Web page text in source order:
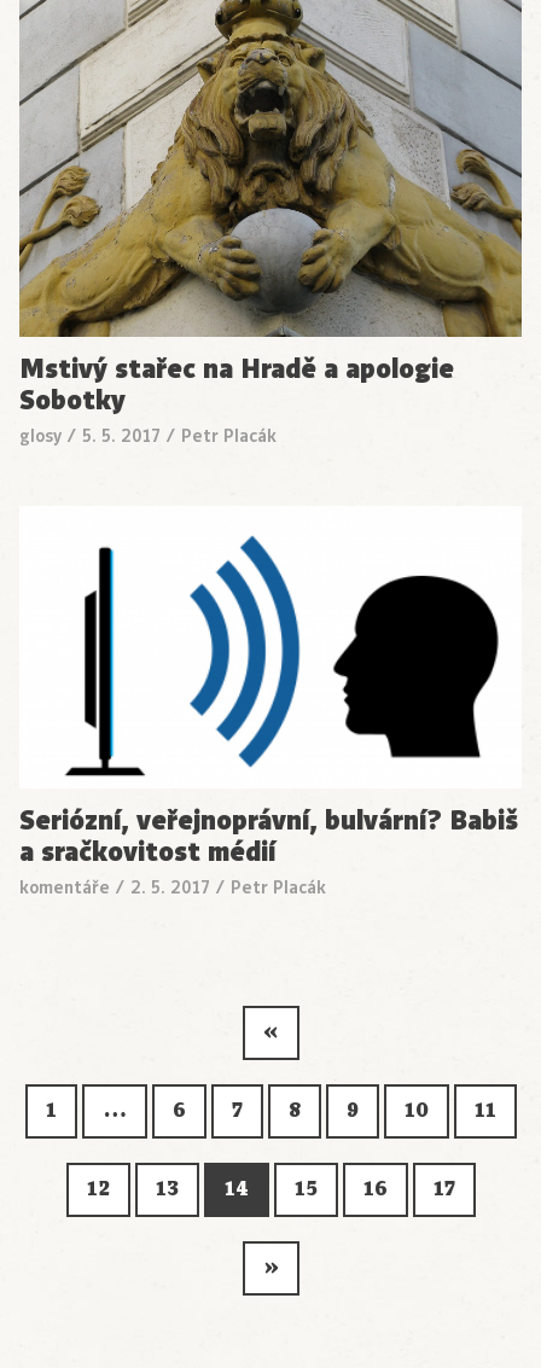
Mstivý stařec na Hradě a apologie
Sobotky
glosy / 5. 5. 2017 / Petr Placák
Seriózní, veřejnoprávní, bulvární? Babiš
a sračkovitost médií
komentáře / 2. 5. 2017 / Petr Placák
«
1 … 6 7 8 9 10 11
12 13 14 15 16 17
»